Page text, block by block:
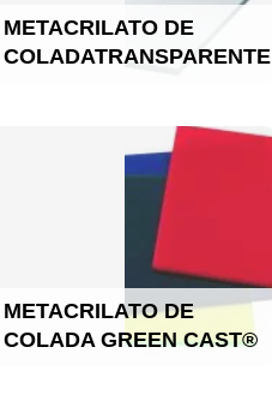
METACRILATO DE
COLADATRANSPARENTE
METACRILATO DE
COLADA GREEN CAST®